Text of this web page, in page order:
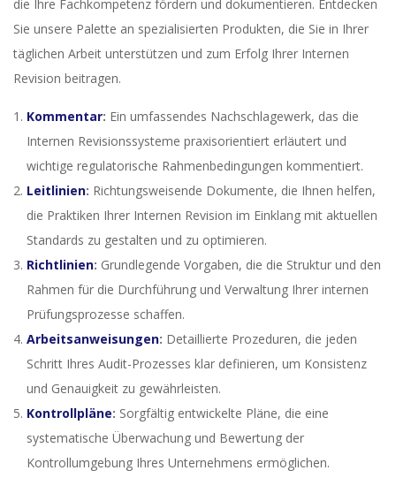
die Ihre Fachkompetenz fördern und dokumentieren. Entdecken
Sie unsere Palette an spezialisierten Produkten, die Sie in Ihrer
täglichen Arbeit unterstützen und zum Erfolg Ihrer Internen
Revision beitragen.
Kommentar: Ein umfassendes Nachschlagewerk, das die
Internen Revisionssysteme praxisorientiert erläutert und
wichtige regulatorische Rahmenbedingungen kommentiert.
Leitlinien: Richtungsweisende Dokumente, die Ihnen helfen,
die Praktiken Ihrer Internen Revision im Einklang mit aktuellen
Standards zu gestalten und zu optimieren.
Richtlinien: Grundlegende Vorgaben, die die Struktur und den
Rahmen für die Durchführung und Verwaltung Ihrer internen
Prüfungsprozesse schaffen.
Arbeitsanweisungen: Detaillierte Prozeduren, die jeden
Schritt Ihres Audit-Prozesses klar definieren, um Konsistenz
und Genauigkeit zu gewährleisten.
Kontrollpläne: Sorgfältig entwickelte Pläne, die eine
systematische Überwachung und Bewertung der
Kontrollumgebung Ihres Unternehmens ermöglichen.